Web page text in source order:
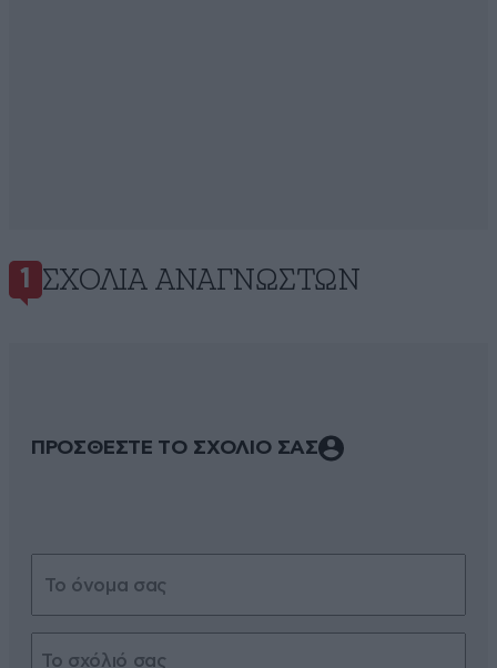
1 ΣΧΌΛΙΑ ΑΝΑΓΝΩΣΤΏΝ
ΠΡΟΣΘΕΣΤΕ ΤΟ ΣΧΟΛΙΟ ΣΑΣ